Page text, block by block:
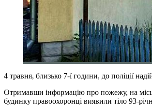
4 травня, близько 7-ї години, до поліції
Отримавши інформацію про пожежу, на
будинку правоохоронці виявили тіло 93-